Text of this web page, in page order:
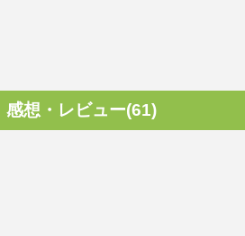
感想・レビュー(61)